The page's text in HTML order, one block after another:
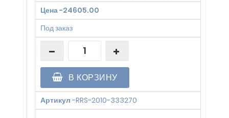
Цена-24605.00
Под заказ
В КОРЗИНУ
Артикул -RRS-2010-333270